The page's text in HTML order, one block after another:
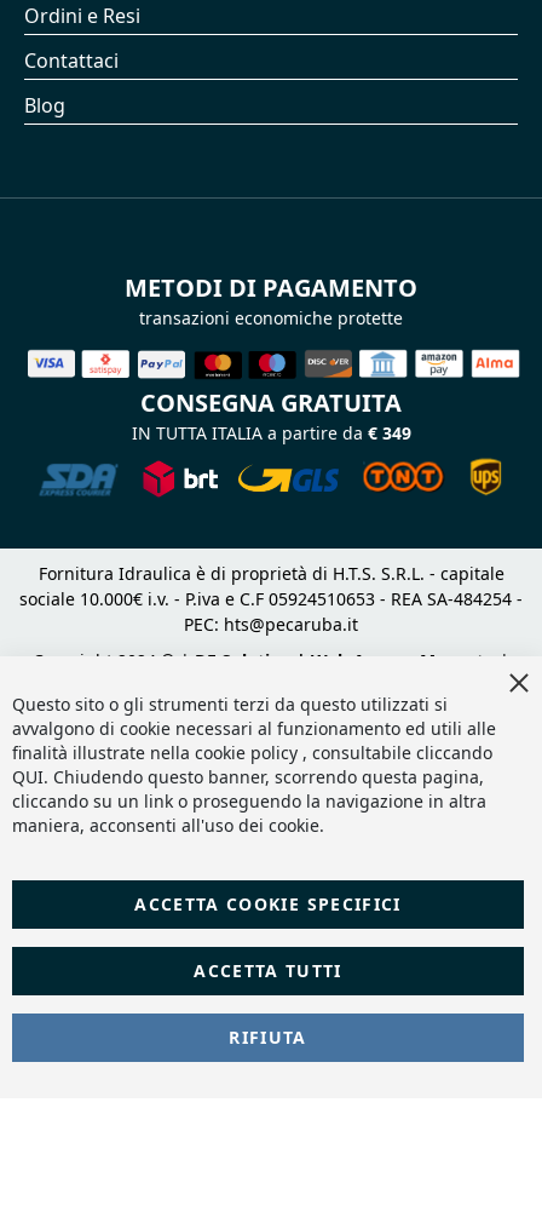
Ordini e Resi
Contattaci
Blog
METODI DI PAGAMENTO
transazioni economiche protette
CONSEGNA GRATUITA
IN TUTTA ITALIA a partire da € 349
Fornitura Idraulica è di proprietà di H.T.S. S.R.L. - capitale
sociale 10.000€ i.v. - P.iva e C.F 05924510653 - REA SA-484254 -
PEC: hts@pecaruba.it
Copyright 2024 © | DF Solution | Web Agency Magento
|
Questo sito o gli strumenti terzi da questo utilizzati si
avvalgono di cookie necessari al funzionamento ed utili alle
finalità illustrate nella cookie policy , consultabile cliccando
QUI. Chiudendo questo banner, scorrendo questa pagina,
cliccando su un link o proseguendo la navigazione in altra
maniera, acconsenti all'uso dei cookie.
ACCETTA TUTTI
ACCETTA COOKIE SPECIFICI
RIFIUTA